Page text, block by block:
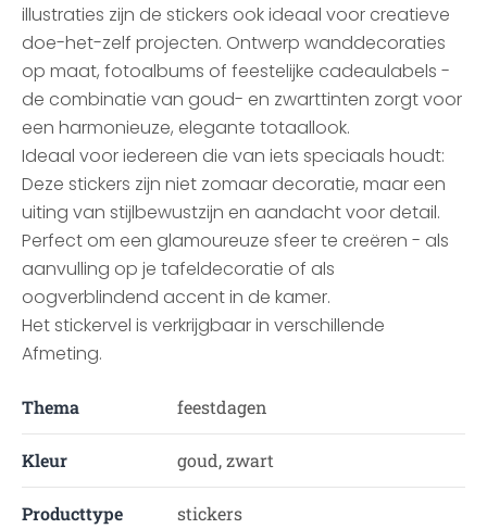
illustraties zijn de stickers ook ideaal voor creatieve
doe-het-zelf projecten. Ontwerp wanddecoraties
op maat, fotoalbums of feestelijke cadeaulabels -
de combinatie van goud- en zwarttinten zorgt voor
een harmonieuze, elegante totaallook.
Ideaal voor iedereen die van iets speciaals houdt:
Deze stickers zijn niet zomaar decoratie, maar een
uiting van stijlbewustzijn en aandacht voor detail.
Perfect om een glamoureuze sfeer te creëren - als
aanvulling op je tafeldecoratie of als
oogverblindend accent in de kamer.
Het stickervel is verkrijgbaar in verschillende
Afmeting.
Thema feestdagen
Kleur goud, zwart
Producttype stickers